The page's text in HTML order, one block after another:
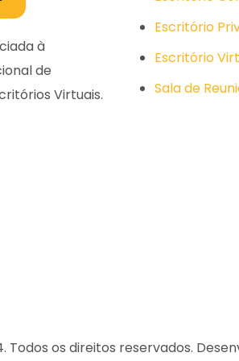
à
de
Virtuais.
Escritório
Escritório
Sala de
Todos os direitos reservados.